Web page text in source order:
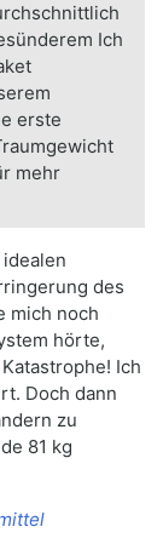
Ich
erste
mehr
des
mich noch
hörte,
Ich
Doch dann
zu
81 kg